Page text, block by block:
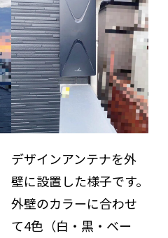
デザインアンテナを外
壁に設置した様子です。
外壁のカラーに合わせ
て4色（白・黒・ベー